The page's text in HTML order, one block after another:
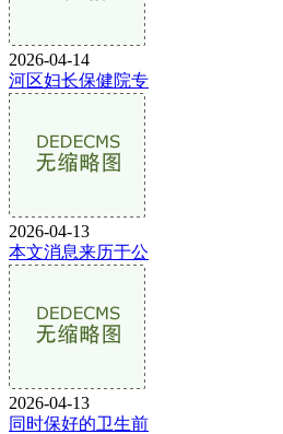
2026-04-14
河区妇长保健院专
2026-04-13
本文消息来历于公
2026-04-13
同时保好的卫生前